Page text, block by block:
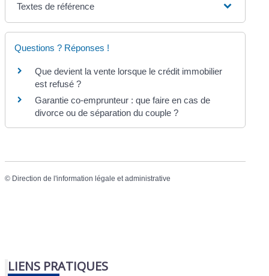
Textes de référence
Questions ? Réponses !
Que devient la vente lorsque le crédit immobilier
est refusé ?
Garantie co-emprunteur : que faire en cas de
divorce ou de séparation du couple ?
© Direction de l'information légale et administrative
LIENS PRATIQUES